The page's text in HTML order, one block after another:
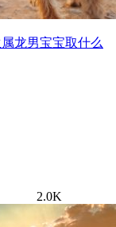
龙男宝宝取什么
2.0K